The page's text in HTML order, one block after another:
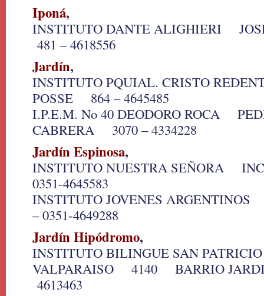
Iponá,
INSTITUTO DANTE ALIGHIERI
481 – 4618556
Jardín,
INSTITUTO PQUIAL. CRISTO
POSSE 864 – 4645485
I.P.E.M. No 40 DEODORO ROCA
CABRERA 3070 – 4334228
Jardín Espinosa,
INSTITUTO NUESTRA SEÑORA
0351-4645583
INSTITUTO JOVENES
– 0351-4649288
Jardín Hipódromo,
INSTITUTO BILINGUE SAN
VALPARAISO 4140 BARRIO
4613463